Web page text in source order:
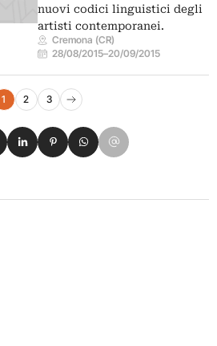
nuovi codici linguistici degli
artisti contemporanei.
Cremona (CR)
28/08/2015–20/09/2015
1 2 3
Pagina successiva
su Facebook
su X
Condividi su LinkedIn
Condividi su Pinterest
Condividi su WhatsApp
Condividi su Email